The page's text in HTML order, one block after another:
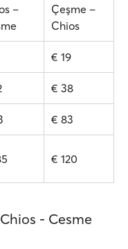
–
Çeşme –
Chios
€ 19
€ 38
€ 83
€ 120
- Cesme